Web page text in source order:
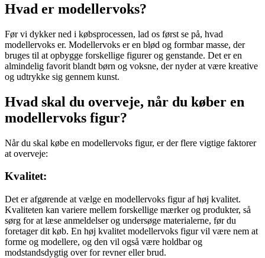
Hvad er modellervoks?
Før vi dykker ned i købsprocessen, lad os først se på, hvad
modellervoks er. Modellervoks er en blød og formbar masse, der
bruges til at opbygge forskellige figurer og genstande. Det er en
almindelig favorit blandt børn og voksne, der nyder at være kreative
og udtrykke sig gennem kunst.
Hvad skal du overveje, når du køber en
modellervoks figur?
Når du skal købe en modellervoks figur, er der flere vigtige faktorer
at overveje:
Kvalitet:
Det er afgørende at vælge en modellervoks figur af høj kvalitet.
Kvaliteten kan variere mellem forskellige mærker og produkter, så
sørg for at læse anmeldelser og undersøge materialerne, før du
foretager dit køb. En høj kvalitet modellervoks figur vil være nem at
forme og modellere, og den vil også være holdbar og
modstandsdygtig over for revner eller brud.